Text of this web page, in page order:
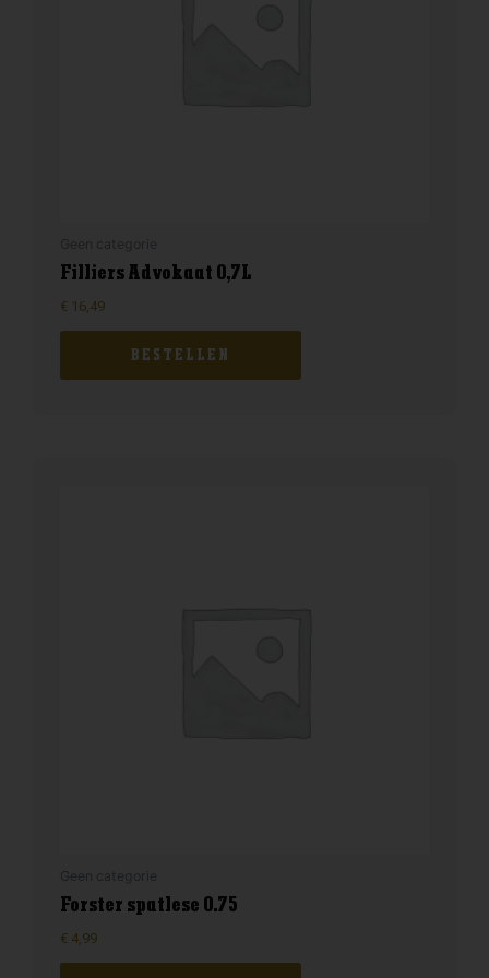
Filliers Advokaat 0,7L
€ 16,49
BESTELLEN
Forster spatlese 0.75
€ 4,99